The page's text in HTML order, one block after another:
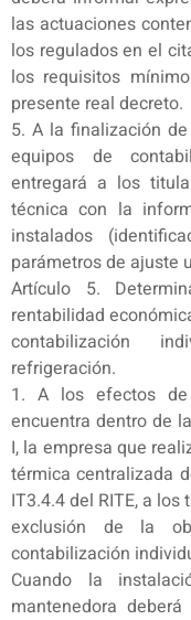
las actuaciones
los regulados en el
los requisitos
presente real decreto.
5. A la finalización
equipos de
entregará a los
técnica con la
instalados
parámetros de ajuste
Artículo 5.
rentabilidad
contabilización
refrigeración.
1. A los efectos
encuentra dentro de
I, la empresa que
térmica centralizada
IT3.4.4 del RITE, a
exclusión de la
contabilización
Cuando la
mantenedora